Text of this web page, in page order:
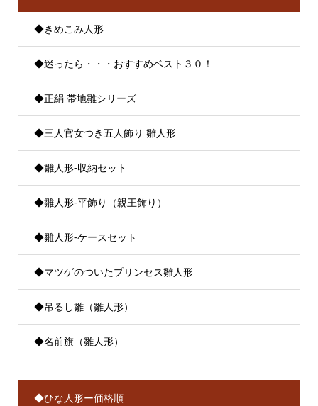
◆きめこみ人形
◆迷ったら・・・おすすめベスト３０！
◆正絹 帯地雛シリーズ
◆三人官女つき五人飾り 雛人形
◆雛人形-収納セット
◆雛人形-平飾り（親王飾り）
◆雛人形-ケースセット
◆マツゲのついたプリンセス雛人形
◆吊るし雛（雛人形）
◆名前旗（雛人形）
◆ひな人形ー価格順